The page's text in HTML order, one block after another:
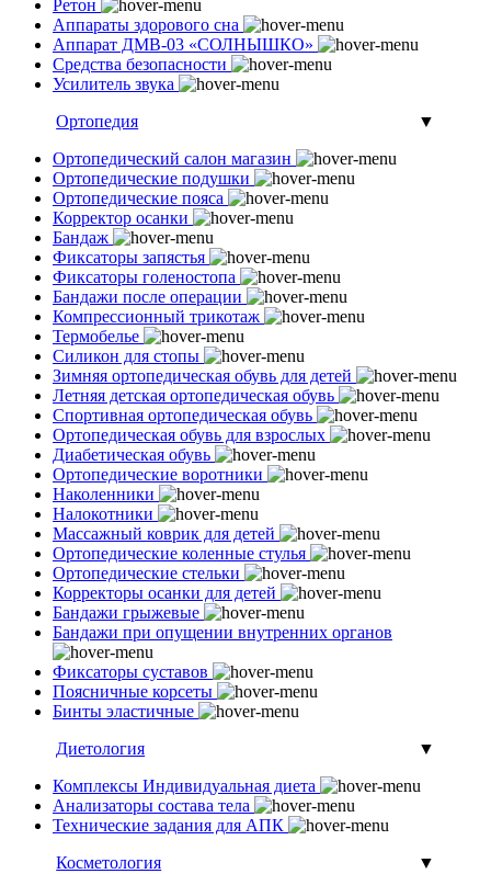
Ретон
Аппараты здорового сна
Аппарат ДМВ-03 «СОЛНЫШКО»
Средства безопасности
Усилитель звука
Ортопедия
▼
Ортопедический салон магазин
Ортопедические подушки
Ортопедические пояса
Корректор осанки
Бандаж
Фиксаторы запястья
Фиксаторы голеностопа
Бандажи после операции
Компрессионный трикотаж
Термобелье
Силикон для стопы
Зимняя ортопедическая обувь для детей
Летняя детская ортопедическая обувь
Спортивная ортопедическая обувь
Ортопедическая обувь для взрослых
Диабетическая обувь
Ортопедические воротники
Наколенники
Налокотники
Массажный коврик для детей
Ортопедические коленные стулья
Ортопедические стельки
Корректоры осанки для детей
Бандажи грыжевые
Бандажи при опущении внутренних органов
Фиксаторы суставов
Поясничные корсеты
Бинты эластичные
Диетология
▼
Комплексы Индивидуальная диета
Анализаторы состава тела
Технические задания для АПК
Косметология
▼